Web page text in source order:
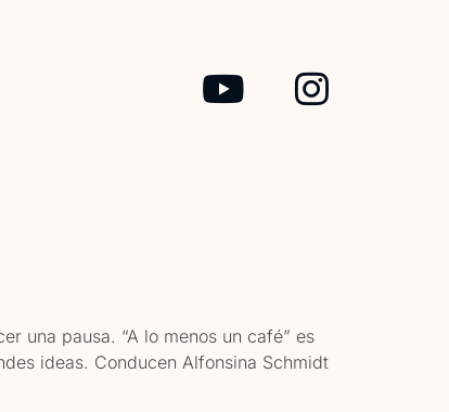
una pausa. “A lo menos un café” es
ideas. Conducen Alfonsina Schmidt